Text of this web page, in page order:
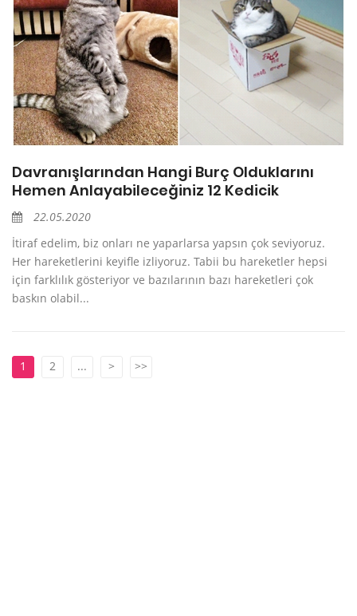
Davranışlarından Hangi Burç Olduklarını
Hemen Anlayabileceğiniz 12 Kedicik
22.05.2020
İtiraf edelim, biz onları ne yaparlarsa yapsın çok seviyoruz.
Her hareketlerini keyifle izliyoruz. Tabii bu hareketler hepsi
için farklılık gösteriyor ve bazılarının bazı hareketleri çok
baskın olabil...
1 2 ... > >>